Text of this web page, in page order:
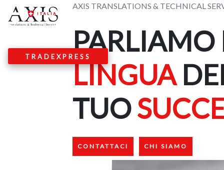
TRADEXPRESS
AXIS TRANSLATIONS & TECHNICAL
PARLIAMO
LINGUA
TUO
CONTATTACI CHI SIAMO